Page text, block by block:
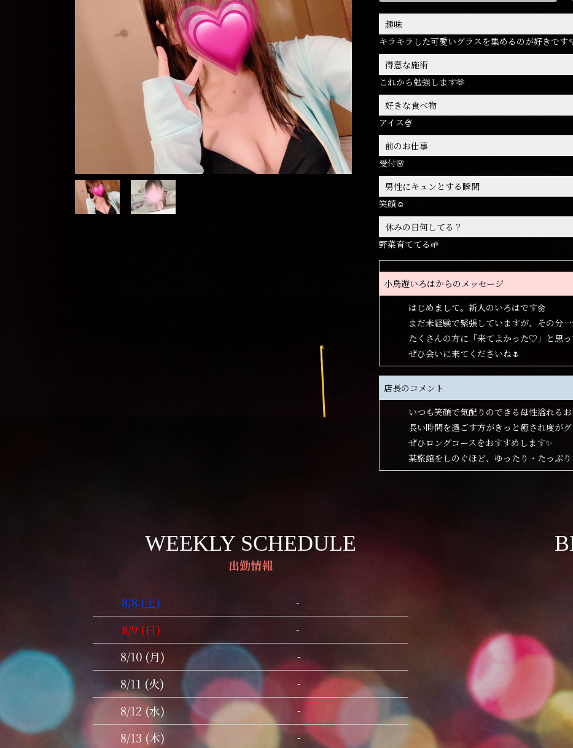
趣味
キラキラした可愛いグラスを集めるのが好きです
得意な施術
これから勉強します🫶
好きな食べ物
アイス🍨
前のお仕事
受付🌸
男性にキュンとする瞬間
笑顔☺️
休みの日何してる？
野菜育ててる🌱
小鳥遊いろはからのメッセージ
はじめまして。新人のいろはです🌼
まだ未経験で緊張していますが、その分
たくさんの方に「来てよかった♡」と思
ぜひ会いに来てくださいね🌷
店長のコメント
いつも笑顔で気配りのできる母性溢れる
長い時間を過ごす方がきっと癒され度がグ
ぜひロングコースをおすすめします✨
某旅館をしのぐほど、ゆったり・たっぷ
WEEKLY SCHEDULE
出勤情報
8/8 (土) -
8/9 (日) -
8/10 (月) -
8/11 (火) -
8/12 (水) -
8/13 (木) -